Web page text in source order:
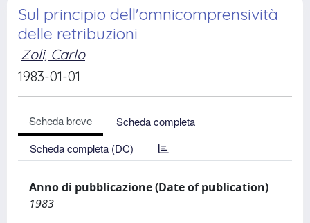
Sul principio dell'omnicomprensività
delle retribuzioni
Zoli, Carlo
1983-01-01
Scheda breve
Scheda completa
Scheda completa (DC)
Anno di pubblicazione (Date of publication)
1983